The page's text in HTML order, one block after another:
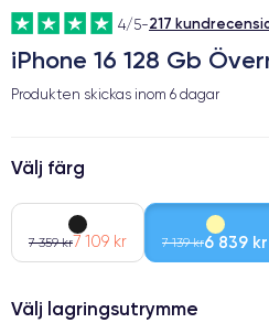
4/5-217
iPhone 16 128 Gb
Produkten skickas inom 6 dagar
Välj färg
7 359 kr7 109 kr 7 139 kr6 839 kr
Välj lagringsutrymme